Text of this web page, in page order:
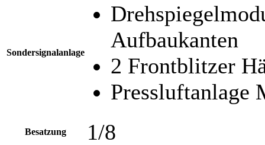
Sondersignalanlage
Aufbaukanten
2 Frontblitzer
Pressluftanlage
Besatzung 1/8